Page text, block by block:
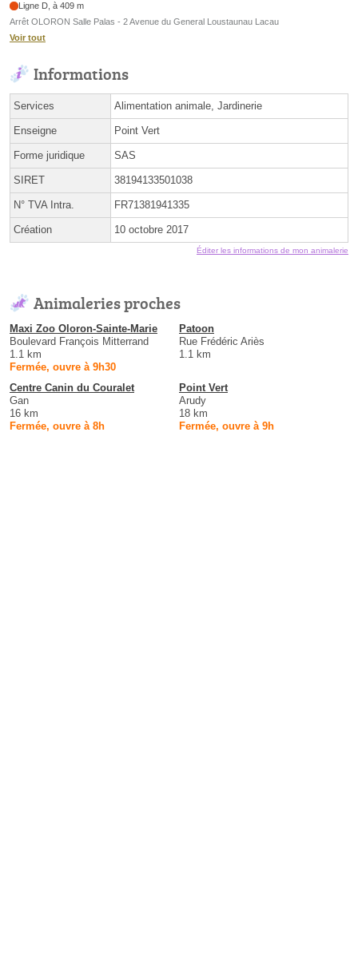
Ligne D, à 409 m
Arrêt OLORON Salle Palas - 2 Avenue du General Loustaunau Lacau
Voir tout
Informations
Services Alimentation animale, Jardinerie
Enseigne Point Vert
Forme juridique SAS
SIRET 38194133501038
N° TVA Intra. FR71381941335
Création 10 octobre 2017
Éditer les informations de mon animalerie
Animaleries proches
Maxi Zoo Oloron-Sainte-Marie
Boulevard François Mitterrand
1.1 km
Fermée, ouvre à 9h30
Patoon
Rue Frédéric Ariès
1.1 km
Centre Canin du Couralet
Gan
16 km
Fermée, ouvre à 8h
Point Vert
Arudy
18 km
Fermée, ouvre à 9h